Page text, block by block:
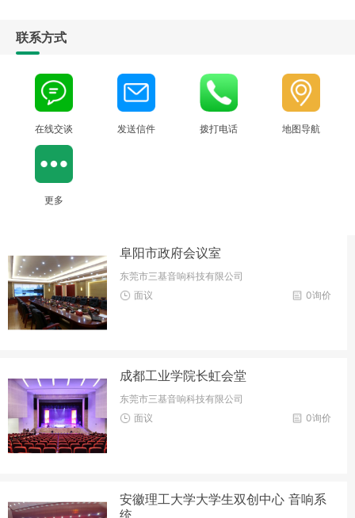
联系方式
在线交谈 发送信件 拨打电话 地图导航
更多
阜阳市政府会议室
东莞市三基音响科技有限公司
0询价
面议
成都工业学院长虹会堂
东莞市三基音响科技有限公司
0询价
面议
安徽理工大学大学生双创中心 音响系
统